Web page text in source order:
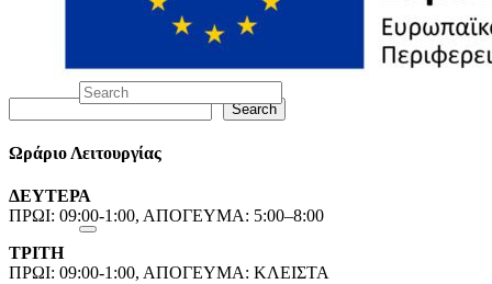
Search
Ωράριο Λειτουργίας
ΔΕΥΤΕΡΑ
ΠΡΩΙ: 09:00-1:00, ΑΠΟΓΕΥΜΑ: 5:00–8:00
ΤΡΙΤΗ
ΠΡΩΙ: 09:00-1:00, ΑΠΟΓΕΥΜΑ: ΚΛΕΙΣΤΑ